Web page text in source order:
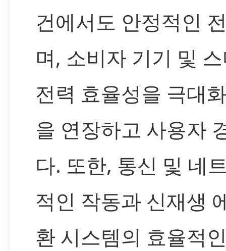
건에서도 안정적인
며, 소비자 기기 및
전력 효율성을 극대
을 연장하고 사용자
다. 또한, 통신 및 네
적인 작동과 신재생
환 시스템의 효율적